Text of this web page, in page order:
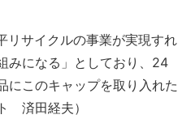
サイクルの事業が実現すれ
みになる」としており、24
にこのキャップを取り入れた
済田経夫）